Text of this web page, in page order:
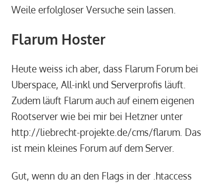
Weile erfolgloser Versuche sein lassen.
Flarum Hoster
Heute weiss ich aber, dass Flarum Forum bei
Uberspace, All-inkl und Serverprofis läuft.
Zudem läuft Flarum auch auf einem eigenen
Rootserver wie bei mir bei Hetzner unter
http://liebrecht-projekte.de/cms/flarum. Das
ist mein kleines Forum auf dem Server.
Gut, wenn du an den Flags in der .htaccess